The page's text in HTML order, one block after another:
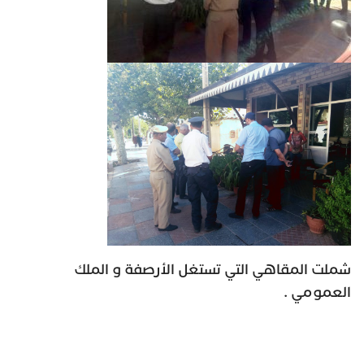
شملت المقاهي التي تستغل الأرصفة و الملك
العمومي .